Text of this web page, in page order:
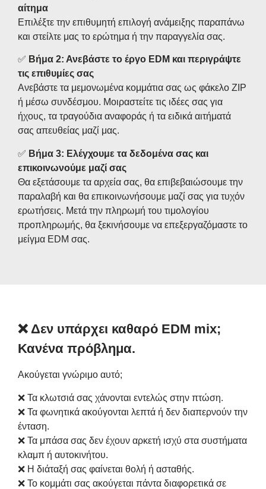
αίτημα
Επιλέξτε την επιθυμητή επιλογή ανάμειξης παραπάνω
και στείλτε μας το ερώτημα ή την παραγγελία σας.
✅ Βήμα 2: Ανεβάστε το έργο EDM και περιγράψτε
τις επιθυμίες σας
Ανεβάστε τα μεμονωμένα κομμάτια σας ως φάκελο ZIP
ή μέσω συνδέσμου. Μοιραστείτε τις ιδέες σας για
ήχους, τα τραγούδια αναφοράς ή τα ειδικά αιτήματά
σας απευθείας μαζί μας.
✅ Βήμα 3: Ελέγχουμε τα δεδομένα σας και
επικοινωνούμε μαζί σας
Θα εξετάσουμε τα αρχεία σας, θα επιβεβαιώσουμε την
παραλαβή και θα επικοινωνήσουμε μαζί σας για τυχόν
ερωτήσεις. Μετά την πληρωμή του τιμολογίου
προπληρωμής, θα ξεκινήσουμε να επεξεργαζόμαστε το
μείγμα EDM σας.
❌ Δεν υπάρχει καθαρό EDM mix;
Κανένα πρόβλημα.
Ακούγεται γνώριμο αυτό;
❌ Τα κλωτσιά σας χάνονται εντελώς στην πτώση.
❌ Τα φωνητικά ακούγονται λεπτά ή δεν διαπερνούν την
ένταση.
❌ Τα μπάσα σας δεν έχουν αρκετή ισχύ στα συστήματα
κλαμπ ή αυτοκινήτου.
❌ Η διάταξή σας φαίνεται θολή ή ασταθής.
❌ Το κομμάτι σας ακούγεται πάντα διαφορετικά σε